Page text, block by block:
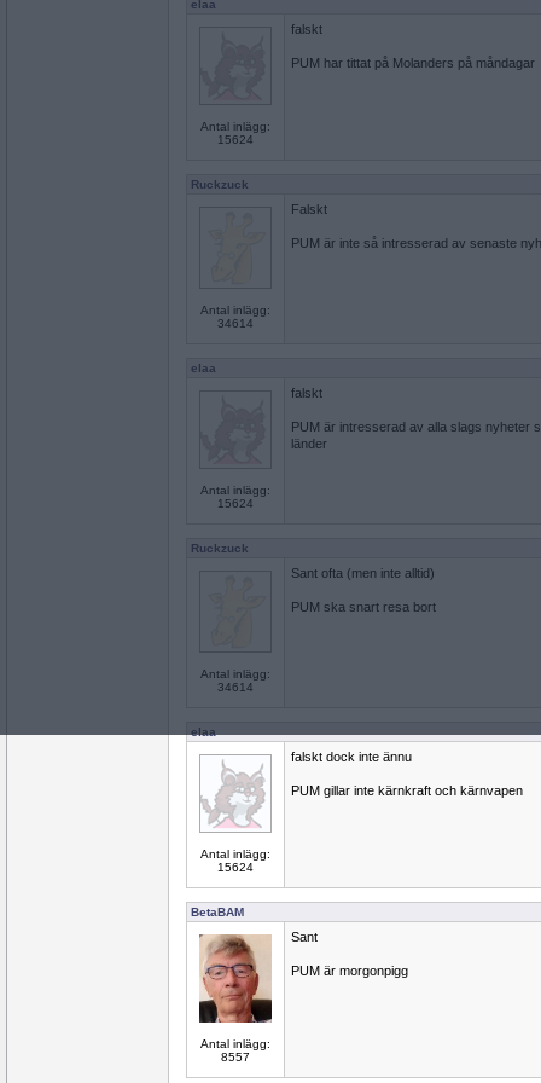
elaa
Antal inlägg:
15624
falskt
PUM har tittat på Molanders på måndagar
Ruckzuck
Antal inlägg:
34614
Falskt
PUM är inte så intresserad av senaste
elaa
Antal inlägg:
15624
falskt
PUM är intresserad av alla slags nyheter
länder
Ruckzuck
Antal inlägg:
34614
Sant ofta (men inte alltid)
PUM ska snart resa bort
elaa
Antal inlägg:
15624
falskt dock inte ännu
PUM gillar inte kärnkraft och kärnvapen
BetaBAM
Antal inlägg:
8557
Sant
PUM är morgonpigg